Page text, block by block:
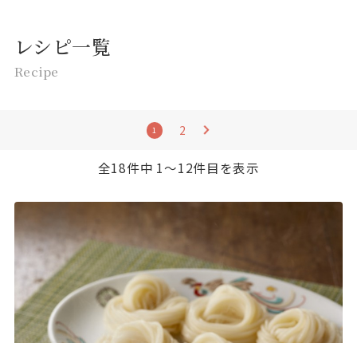
レシピ一覧
Recipe
1 2
全18件中 1〜12件目を表示